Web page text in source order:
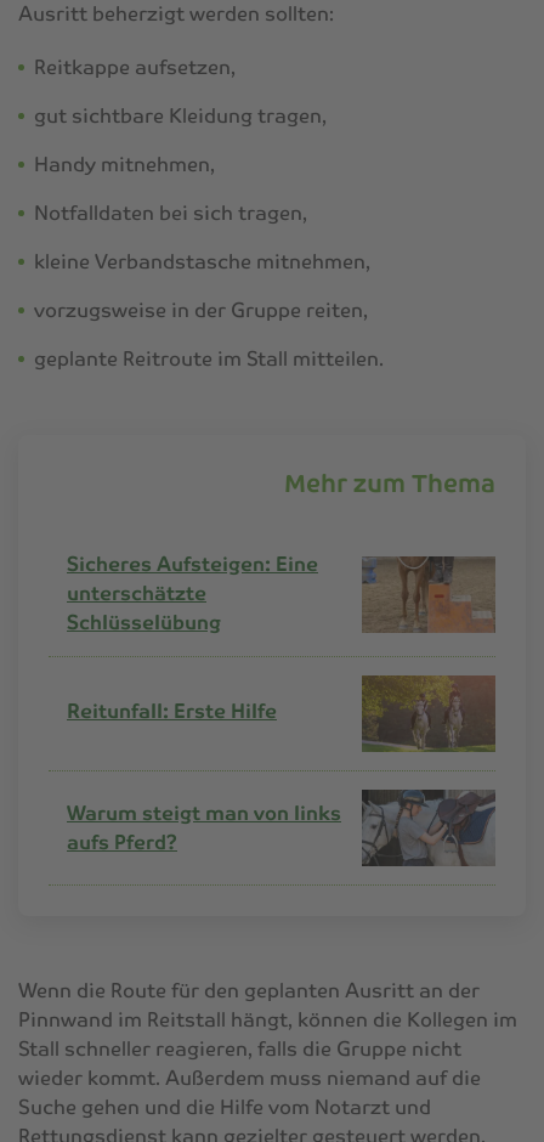
Ausritt beherzigt werden sollten:
Reitkappe aufsetzen,
gut sichtbare Kleidung tragen,
Handy mitnehmen,
Notfalldaten bei sich tragen,
kleine Verbandstasche mitnehmen,
vorzugsweise in der Gruppe reiten,
geplante Reitroute im Stall mitteilen.
Mehr zum Thema
Sicheres Aufsteigen: Eine
unterschätzte
Schlüsselübung
Reitunfall: Erste Hilfe
Warum steigt man von links
aufs Pferd?
Wenn die Route für den geplanten Ausritt an der
Pinnwand im Reitstall hängt, können die Kollegen im
Stall schneller reagieren, falls die Gruppe nicht
wieder kommt. Außerdem muss niemand auf die
Suche gehen und die Hilfe vom Notarzt und